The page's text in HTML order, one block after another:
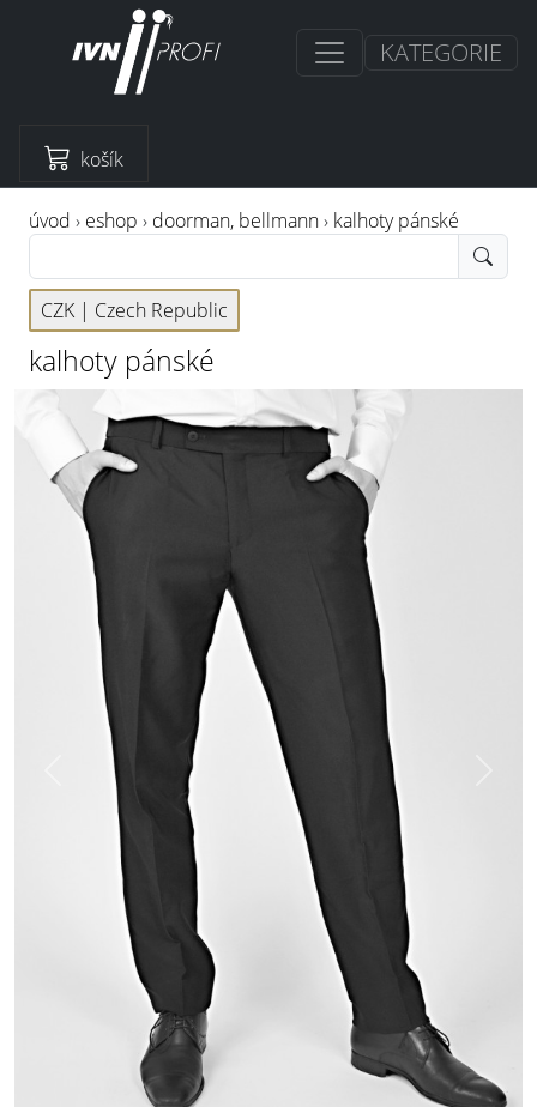
KATEGORIE
košík
úvod › eshop › doorman, bellmann› kalhoty pánské
CZK | Czech Republic
kalhoty pánské
Previous